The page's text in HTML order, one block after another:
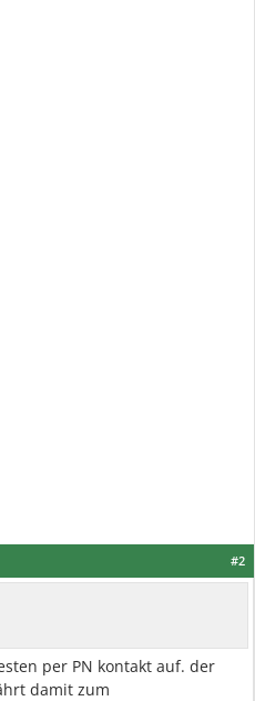
#2
per PN kontakt auf. der
damit zum